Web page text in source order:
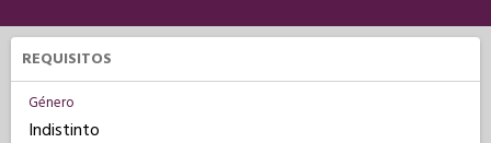
REQUISITOS
Género
Indistinto